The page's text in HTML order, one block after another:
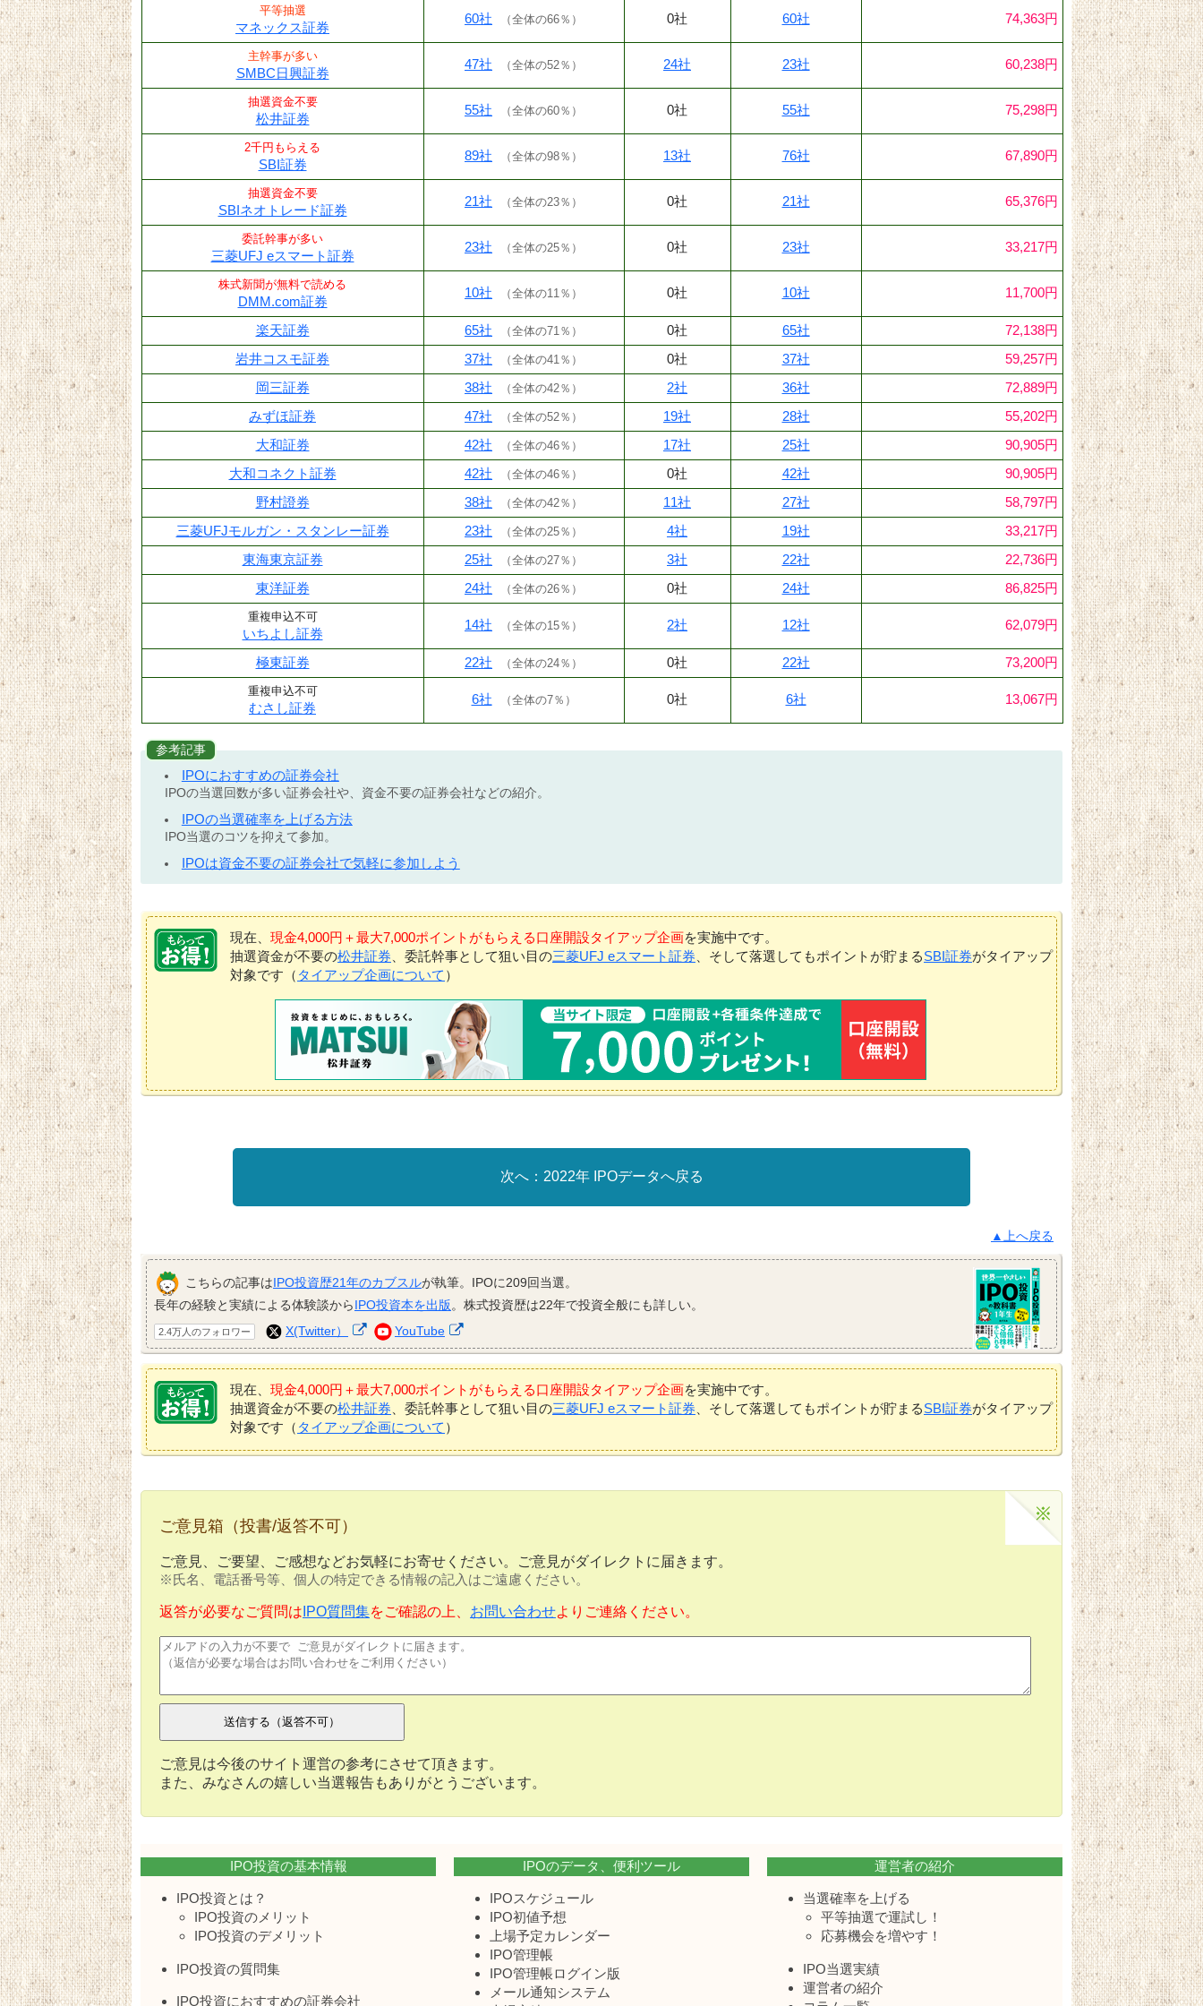
平等抽選
マネックス証券
60社 （全体の66％ ） 0社 60社 74,363円
主幹事が多い
SMBC日興証券
47社 （全体の52％ ） 24社 23社 60,238円
抽選資金不要
松井証券
55社 （全体の60％ ） 0社 55社 75,298円
2千円もらえる
SBI証券
89社 （全体の98％ ） 13社 76社 67,890円
抽選資金不要
SBIネオトレード証券
21社 （全体の23％ ） 0社 21社 65,376円
委託幹事が多い
三菱UFJ eスマート証券
23社 （全体の25％ ） 0社 23社 33,217円
株式新聞が無料で読める
DMM.com証券
10社 （全体の11％ ） 0社 10社 11,700円
楽天証券 65社 （全体の71％ ） 0社 65社
72,138円
岩井コスモ証券
37社 （全体の41％ ） 0社 37社
59,257円
岡三証券
38社 （全体の42％ ） 2社 36社
72,889円
みずほ証券
47社 （全体の52％ ） 19社 28社
55,202円
大和証券
42社 （全体の46％ ） 17社 25社
90,905円
大和コネクト証券
42社 （全体の46％ ） 0社 42社
90,905円
野村證券
38社 （全体の42％ ） 11社 27社
58,797円
三菱UFJモルガン・スタンレー証券
23社 （全体の25％ ） 4社 19社
33,217円
東海東京証券
25社 （全体の27％ ） 3社 22社
22,736円
東洋証券
24社 （全体の26％ ） 0社 24社 86,825円
重複申込不可
いちよし証券
14社 （全体の15％ ） 2社 12社 62,079円
極東証券 22社 （全体の24％ ） 0社 22社 73,200円
重複申込不可
むさし証券
6社 （全体の7％ ） 0社 6社 13,067円
参考記事
IPOにおすすめの証券会社
IPOの当選回数が多い証券会社や、資金不要の証券会社などの紹介。
IPOの当選確率を上げる方法
IPO当選のコツを抑えて参加。
IPOは資金不要の証券会社で気軽に参加しよう
現在、 現金4,000円＋最大7,000ポイントがもらえる口座開設タイアップ企画を実施中です。
抽選資金が不要の松井証券 、委託幹事として狙い目の三菱UFJ eスマート証券 、そして落選してもポイントが貯まるSBI証券がタイアップ
対象です（ タイアップ企画について ）
2022年 IPOデータへ戻る
▲上へ戻る
こちらの記事はIPO投資歴21年のカブスルが執筆。IPOに209回当選。
長年の経験と実績による体験談からIPO投資本を出版。株式投資歴は22年で投資全般にも詳しい。
2.4万人のフォロワー X(Twitter） YouTube
現在、 現金4,000円＋最大7,000ポイントがもらえる口座開設タイアップ企画を実施中です。
抽選資金が不要の松井証券 、委託幹事として狙い目の三菱UFJ eスマート証券 、そして落選してもポイントが貯まるSBI証券がタイアップ
対象です（ タイアップ企画について ）
ご意見箱（投書/返答不可）
ご意見、ご要望、ご感想などお気軽にお寄せください。ご意見がダイレクトに届きます。
※氏名、電話番号等、個人の特定できる情報の記入はご遠慮ください。
返答が必要なご質問は IPO質問集をご確認の上、 お問い合わせよりご連絡ください。
ご意見は今後のサイト運営の参考にさせて頂きます。
また、みなさんの嬉しい当選報告もありがとうございます。
IPO投資の基本情報
IPO投資とは？
IPO投資のメリット
IPO投資のデメリット
IPO投資の質問集
IPO投資におすすめの証券会社
IPOのデータ、便利ツール
IPOスケジュール
IPO初値予想
上場予定カレンダー
IPO管理帳
IPO管理帳ログイン版
メール通知システム
運営者の紹介
当選確率を上げる
平等抽選で運試し！
応募機会を増やす！
IPO当選実績
運営者の紹介